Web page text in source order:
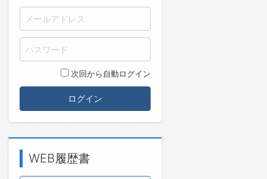
次回から自動ログイン
ログイン
WEB履歴書